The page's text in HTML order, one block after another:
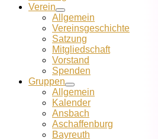
Verein
Allgemein
Vereins­geschichte
Satzung
Mitglied­schaft
Vorstand
Spenden
Gruppen
Allgemein
Kalender
Ansbach
Aschaffenburg
Bayreuth